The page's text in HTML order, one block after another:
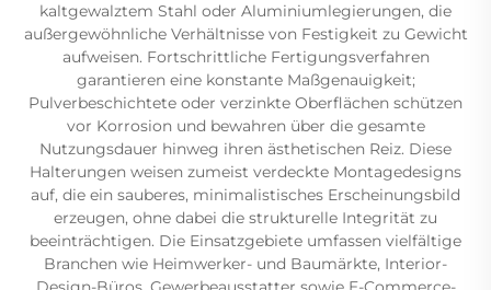
kaltgewalztem Stahl oder Aluminiumlegierungen, die
außergewöhnliche Verhältnisse von Festigkeit zu Gewicht
aufweisen. Fortschrittliche Fertigungsverfahren
garantieren eine konstante Maßgenauigkeit;
Pulverbeschichtete oder verzinkte Oberflächen schützen
vor Korrosion und bewahren über die gesamte
Nutzungsdauer hinweg ihren ästhetischen Reiz. Diese
Halterungen weisen zumeist verdeckte Montagedesigns
auf, die ein sauberes, minimalistisches Erscheinungsbild
erzeugen, ohne dabei die strukturelle Integrität zu
beeinträchtigen. Die Einsatzgebiete umfassen vielfältige
Branchen wie Heimwerker- und Baumärkte, Interior-